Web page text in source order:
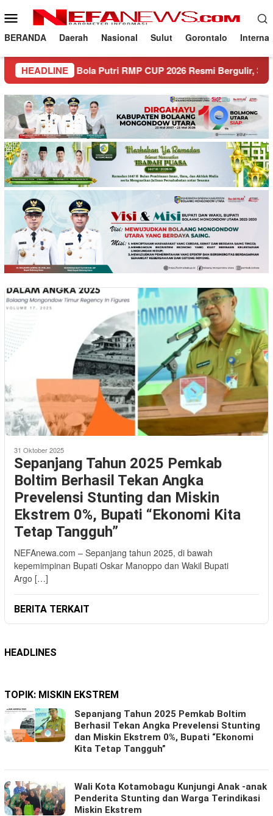
ke
konten
Menu
Mobile
BERANDA Daerah Nasional Sulut Gorontalo
HEADLINE
Sepak Bola Putri RMP CUP 2026 Resmi Bergulir, 30 Tim Siap
31 Oktober 2025
Sepanjang Tahun 2025 Pemkab
Boltim Berhasil Tekan Angka
Prevelensi Stunting dan Miskin
Ekstrem 0%, Bupati “Ekonomi Kita
Tetap Tangguh”
NEFAnewa.com – Sepanjang tahun 2025, di bawah
kepemimpinan Bupati Oskar Manoppo dan Wakil Bupati
Argo […]
BERITA TERKAIT
HEADLINES
TOPIK: MISKIN EKSTREM
Sepanjang Tahun 2025 Pemkab Boltim
Berhasil Tekan Angka Prevelensi Stunting
dan Miskin Ekstrem 0%, Bupati “Ekonomi
Kita Tetap Tangguh”
Wali Kota Kotamobagu Kunjungi Anak -anak
Penderita Stunting dan Warga Terindikasi
Miskin Ekstrem